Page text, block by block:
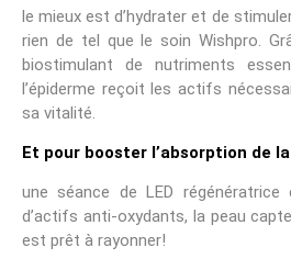
le mieux est d’hydrater et de
rien de tel que le soin Wishpro.
biostimulant de nutriments
l’épiderme reçoit les actifs
sa vitalité.
Et pour booster l’absorption de
une séance de LED
d’actifs anti-oxydants, la peau
est prêt à rayonner!